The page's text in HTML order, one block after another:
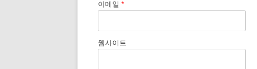
이메일 *
웹사이트